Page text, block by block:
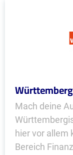
Mach deine
hier vor allem
Bereich